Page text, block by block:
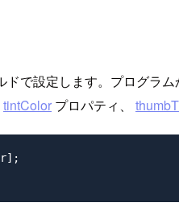
ドで設定します。プログラム
tintColor プロパティ、